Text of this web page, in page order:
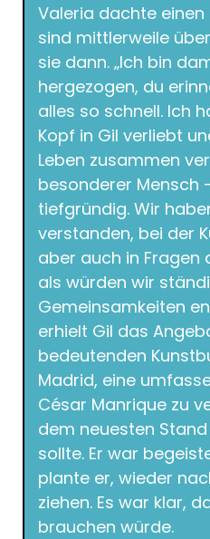
Valeria dachte einen
sind mittlerweile
sie dann. „Ich bin
hergezogen, du
alles so schnell. Ich
Kopf in Gil verliebt
Leben zusammen
besonderer Mensch
tiefgründig. Wir
verstanden, bei der
aber auch in Fragen
als würden wir
Gemeinsamkeiten
erhielt Gil das
bedeutenden
Madrid, eine
César Manrique zu
dem neuesten
sollte. Er war
plante er, wieder
ziehen. Es war klar,
brauchen würde.